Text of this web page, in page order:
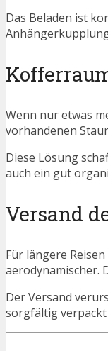
Das Beladen ist
Wenn nur etwas
vorhandenen
Diese Lösung
auch ein gut
Versand
Für längere
aerodynamischer.
Der Versand
sorgfältig